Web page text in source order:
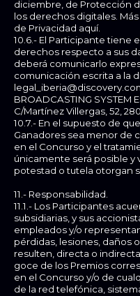
diciembre, de Protección
los derechos digitales.
de Privacidad aquí.
10.6.- El Participante tiene
derechos respecto a sus
deberá comunicarlo
comunicación escrita a la
BROADCASTING SYSTEM
C/Martínez Villergas, 52,
10.7.- En el supuesto de
Ganadores sea menor de
en el Concurso y el
únicamente será posible y
potestad o tutela otorgan
11.- Responsabilidad.
11.1.- Los Participantes
subsidiarias, y sus
empleados y/o
pérdidas, lesiones, daños
resulten, directa o
goce de los Premios
en el Concurso y/o de
de la red telefónica,